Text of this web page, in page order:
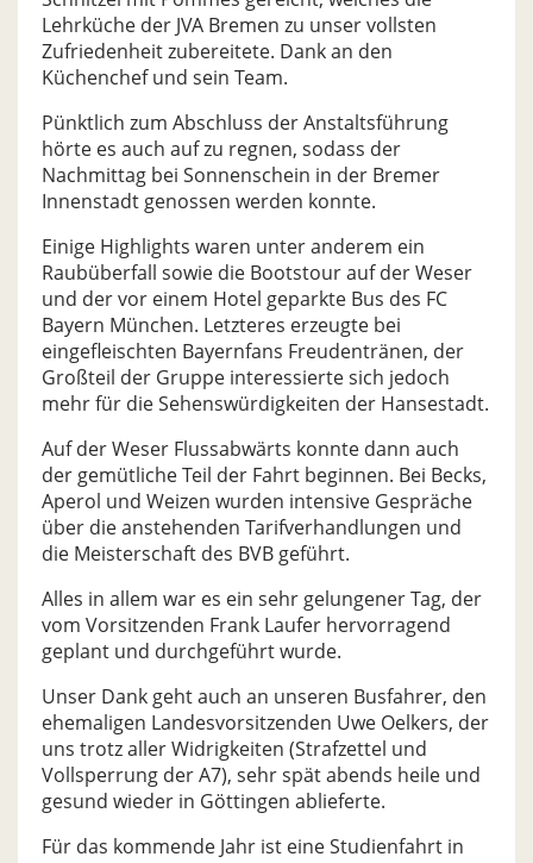
Lehrküche der JVA Bremen zu unser vollsten
Zufriedenheit zubereitete. Dank an den
Küchenchef und sein Team.
Pünktlich zum Abschluss der Anstaltsführung
hörte es auch auf zu regnen, sodass der
Nachmittag bei Sonnenschein in der Bremer
Innenstadt genossen werden konnte.
Einige Highlights waren unter anderem ein
Raubüberfall sowie die Bootstour auf der Weser
und der vor einem Hotel geparkte Bus des FC
Bayern München. Letzteres erzeugte bei
eingefleischten Bayernfans Freudentränen, der
Großteil der Gruppe interessierte sich jedoch
mehr für die Sehenswürdigkeiten der Hansestadt.
Auf der Weser Flussabwärts konnte dann auch
der gemütliche Teil der Fahrt beginnen. Bei Becks,
Aperol und Weizen wurden intensive Gespräche
über die anstehenden Tarifverhandlungen und
die Meisterschaft des BVB geführt.
Alles in allem war es ein sehr gelungener Tag, der
vom Vorsitzenden Frank Laufer hervorragend
geplant und durchgeführt wurde.
Unser Dank geht auch an unseren Busfahrer, den
ehemaligen Landesvorsitzenden Uwe Oelkers, der
uns trotz aller Widrigkeiten (Strafzettel und
Vollsperrung der A7), sehr spät abends heile und
gesund wieder in Göttingen ablieferte.
Für das kommende Jahr ist eine Studienfahrt in